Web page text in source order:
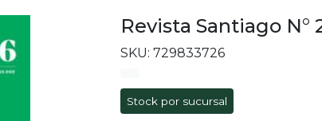
Revista Santiago N°
SKU: 729833726
Stock por sucursal